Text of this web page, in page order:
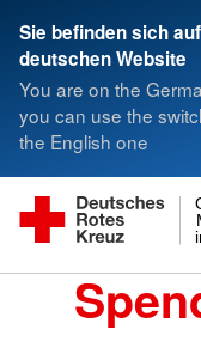
Sie befinden sich
deutschen Website
You are on the
you can use the
the English one